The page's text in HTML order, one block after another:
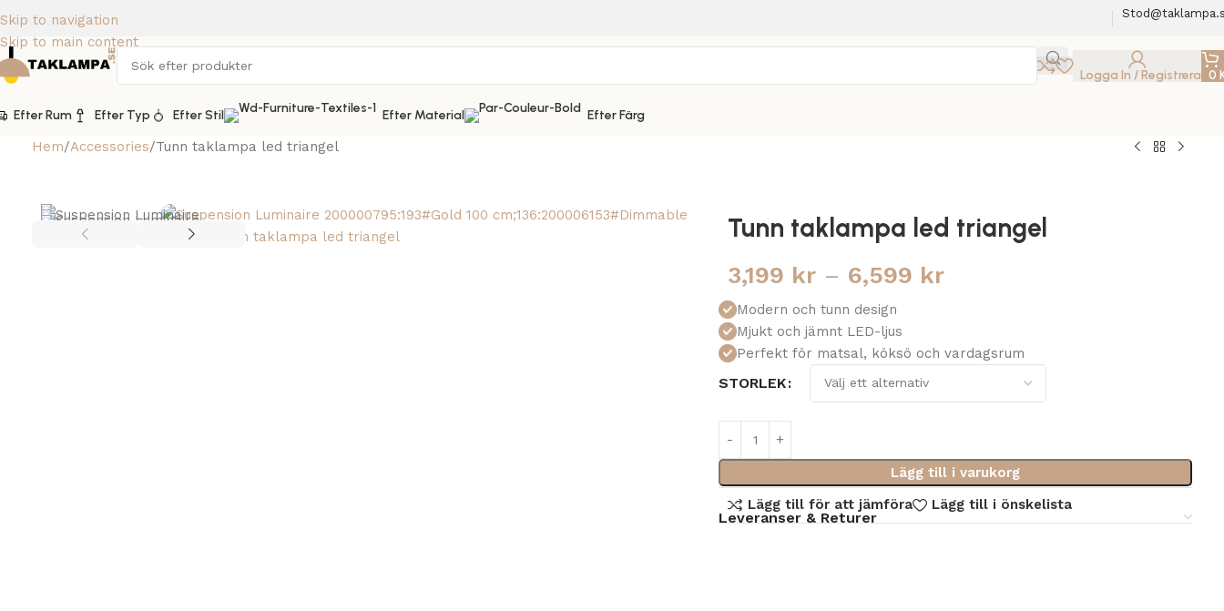
Skip to navigation
Skip to main content
Logga In / Registrera 0
Efter Rum Efter Typ Efter Stil Efter Material Efter Färg
Hem Accessories Tunn taklampa led triangel
Tunn taklampa led triangel
3,199 kr – 6,599 kr
Modern och tunn design
Mjukt och jämnt LED-ljus
Perfekt för matsal, köksö och vardagsrum
STORLEK
Lägg till i varukorg
Lägg till för att jämföra
Lägg till i önskelista
Leveranser & Returer